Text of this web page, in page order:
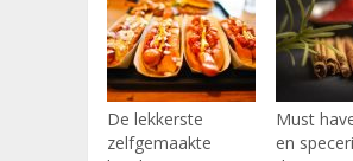
De lekkerste
zelfgemaakte
Must
en